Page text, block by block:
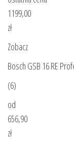
1199,00
zł
Zobacz
Bosch GSB 16 RE
(6)
od
656,90
zł